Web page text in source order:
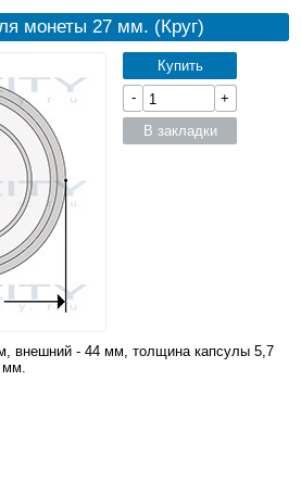
монеты 27 мм. (Круг)
внешний - 44 мм, толщина капсулы 5,7
мм.
Купить
-
+
В закладки